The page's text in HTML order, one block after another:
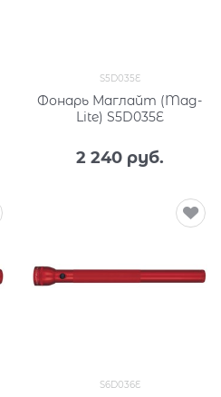
S5D035E
Фонарь Маглайт (Mag-
Lite) S5D035E
2 240 руб.
S6D036E